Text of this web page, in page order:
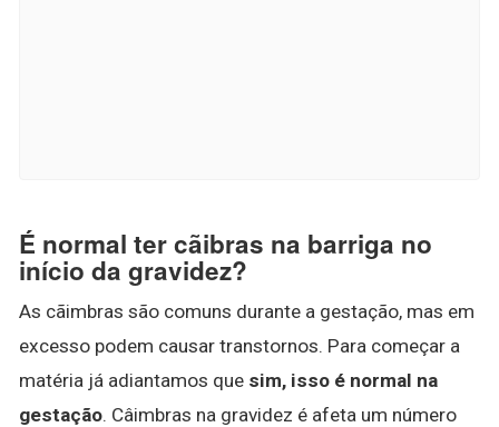
É normal ter cãibras na barriga no
início da gravidez?
As cãimbras são comuns durante a gestação, mas em
excesso podem causar transtornos. Para começar a
matéria já adiantamos que sim, isso é normal na
gestação. Câimbras na gravidez é afeta um número